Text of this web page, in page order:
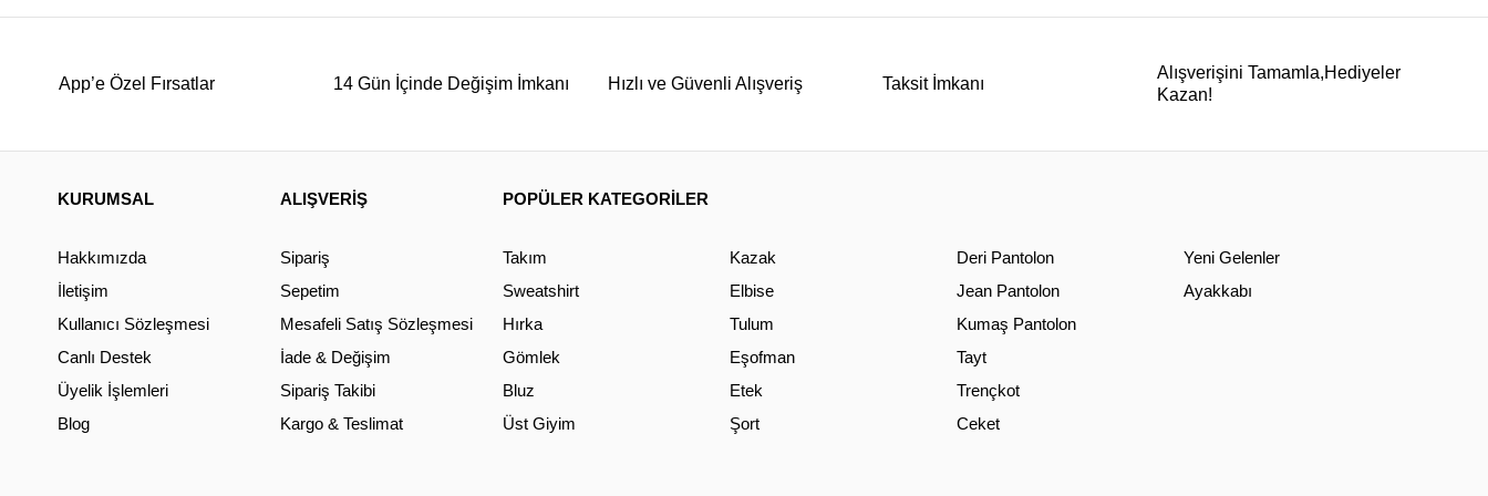
App’e Özel Fırsatlar 14 Gün İçinde Değişim İmkanı Hızlı ve Güvenli Alışveriş Taksit İmkanı
Alışverişini Tamamla,Hediyeler
Kazan!
KURUMSAL
Hakkımızda
İletişim
Kullanıcı Sözleşmesi
Canlı Destek
Üyelik İşlemleri
Blog
ALIŞVERİŞ
Sipariş
Sepetim
Mesafeli Satış Sözleşmesi
İade & Değişim
Sipariş Takibi
Kargo & Teslimat
POPÜLER KATEGORİLER
Takım
Sweatshirt
Hırka
Gömlek
Bluz
Üst Giyim
Kazak
Elbise
Tulum
Eşofman
Etek
Şort
Deri Pantolon
Jean Pantolon
Kumaş Pantolon
Tayt
Trençkot
Ceket
Yeni Gelenler
Ayakkabı